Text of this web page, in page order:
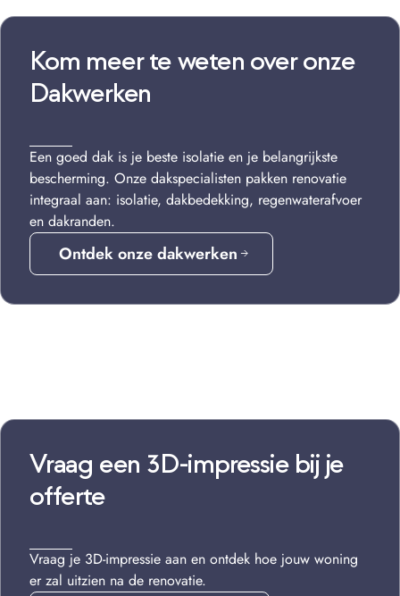
Kom meer te weten over onze
Dakwerken
Een goed dak is je beste isolatie en je belangrijkste
bescherming. Onze dakspecialisten pakken renovatie
integraal aan: isolatie, dakbedekking, regenwaterafvoer
en dakranden.
Ontdek onze dakwerken
Vraag een 3D-impressie bij je
offerte
Vraag je 3D-impressie aan en ontdek hoe jouw woning
er zal uitzien na de renovatie.